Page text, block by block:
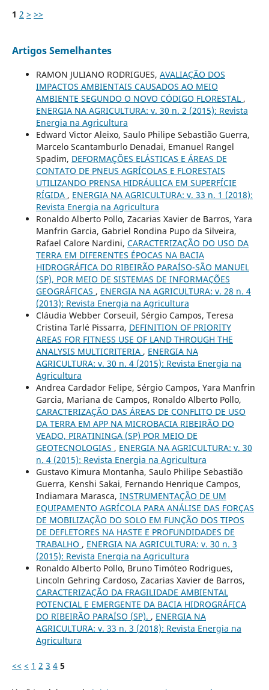
1 2 > >>
Artigos Semelhantes
RAMON JULIANO RODRIGUES, AVALIAÇÃO DOS
IMPACTOS AMBIENTAIS CAUSADOS AO MEIO
AMBIENTE SEGUNDO O NOVO CÓDIGO FLORESTAL ,
ENERGIA NA AGRICULTURA: v. 30 n. 2 (2015): Revista
Energia na Agricultura
Edward Victor Aleixo, Saulo Philipe Sebastião Guerra,
Marcelo Scantamburlo Denadai, Emanuel Rangel
Spadim, DEFORMAÇÕES ELÁSTICAS E ÁREAS DE
CONTATO DE PNEUS AGRÍCOLAS E FLORESTAIS
UTILIZANDO PRENSA HIDRÁULICA EM SUPERFÍCIE
RÍGIDA , ENERGIA NA AGRICULTURA: v. 33 n. 1 (2018):
Revista Energia na Agricultura
Ronaldo Alberto Pollo, Zacarias Xavier de Barros, Yara
Manfrin Garcia, Gabriel Rondina Pupo da Silveira,
Rafael Calore Nardini, CARACTERIZAÇÃO DO USO DA
TERRA EM DIFERENTES ÉPOCAS NA BACIA
HIDROGRÁFICA DO RIBEIRÃO PARAÍSO-SÃO MANUEL
(SP), POR MEIO DE SISTEMAS DE INFORMAÇÕES
GEOGRÁFICAS , ENERGIA NA AGRICULTURA: v. 28 n. 4
(2013): Revista Energia na Agricultura
Cláudia Webber Corseuil, Sérgio Campos, Teresa
Cristina Tarlé Pissarra, DEFINITION OF PRIORITY
AREAS FOR FITNESS USE OF LAND THROUGH THE
ANALYSIS MULTICRITERIA , ENERGIA NA
AGRICULTURA: v. 30 n. 4 (2015): Revista Energia na
Agricultura
Andrea Cardador Felipe, Sérgio Campos, Yara Manfrin
Garcia, Mariana de Campos, Ronaldo Alberto Pollo,
CARACTERIZAÇÃO DAS ÁREAS DE CONFLITO DE USO
DA TERRA EM APP NA MICROBACIA RIBEIRÃO DO
VEADO, PIRATININGA (SP) POR MEIO DE
GEOTECNOLOGIAS , ENERGIA NA AGRICULTURA: v. 30
n. 4 (2015): Revista Energia na Agricultura
Gustavo Kimura Montanha, Saulo Philipe Sebastião
Guerra, Kenshi Sakai, Fernando Henrique Campos,
Indiamara Marasca, INSTRUMENTAÇÃO DE UM
EQUIPAMENTO AGRÍCOLA PARA ANÁLISE DAS FORÇAS
DE MOBILIZAÇÃO DO SOLO EM FUNÇÃO DOS TIPOS
DE DEFLETORES NA HASTE E PROFUNDIDADES DE
TRABALHO , ENERGIA NA AGRICULTURA: v. 30 n. 3
(2015): Revista Energia na Agricultura
Ronaldo Alberto Pollo, Bruno Timóteo Rodrigues,
Lincoln Gehring Cardoso, Zacarias Xavier de Barros,
CARACTERIZAÇÃO DA FRAGILIDADE AMBIENTAL
POTENCIAL E EMERGENTE DA BACIA HIDROGRÁFICA
DO RIBEIRÃO PARAÍSO (SP). , ENERGIA NA
AGRICULTURA: v. 33 n. 3 (2018): Revista Energia na
Agricultura
<< < 1 2 3 4 5